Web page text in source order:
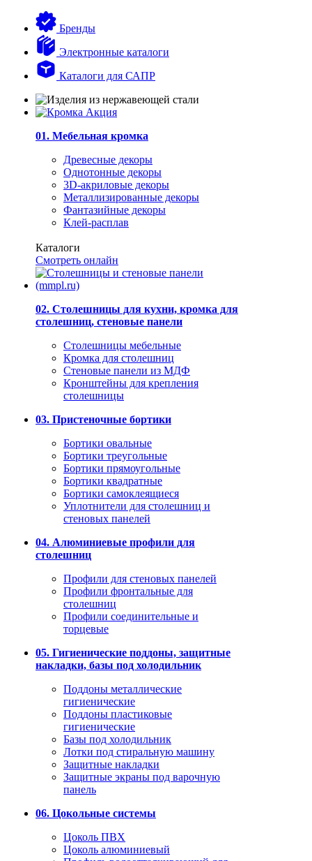
Бренды
Электронные каталоги
Каталоги для САПР
01. Мебельная кромка
Древесные декоры
Однотонные декоры
3D-акриловые декоры
Металлизированные декоры
Фантазийные декоры
Клей-расплав
Каталоги
Смотреть онлайн
02. Столешницы для кухни, кромка для
столешниц, стеновые панели
Столешницы мебельные
Кромка для столешниц
Стеновые панели из МДФ
Кронштейны для крепления
столешницы
03. Пристеночные бортики
Бортики овальные
Бортики треугольные
Бортики прямоугольные
Бортики квадратные
Бортики самоклеящиеся
Уплотнители для столешниц и
стеновых панелей
04. Алюминиевые профили для
столешниц
Профили для стеновых панелей
Профили фронтальные для
столешниц
Профили соединительные и
торцевые
05. Гигиенические поддоны, защитные
накладки, базы под холодильник
Поддоны металлические
гигиенические
Поддоны пластиковые
гигиенические
Базы под холодильник
Лотки под стиральную машину
Защитные накладки
Защитные экраны под варочную
панель
06. Цокольные системы
Цоколь ПВХ
Цоколь алюминиевый